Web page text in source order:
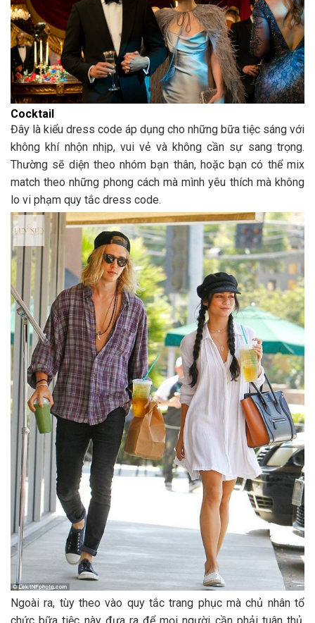
Cocktail
Đây là kiểu dress code áp dụng cho những bữa tiệc sáng với
không khí nhộn nhịp, vui vẻ và không cần sự sang trọng.
Thường sẽ diện theo nhóm bạn thân, hoặc bạn có thể mix
match theo những phong cách mà mình yêu thích mà không
lo vi phạm quy tắc dress code.
Ngoài ra, tùy theo vào quy tắc trang phục mà chủ nhân tổ